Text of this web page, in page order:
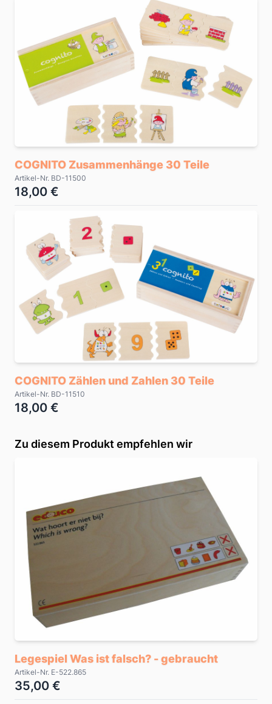
COGNITO Zusammenhänge 30 Teile
Artikel-Nr. BD-11500
18,00 €
COGNITO Zählen und Zahlen 30 Teile
Artikel-Nr. BD-11510
18,00 €
Zu diesem Produkt empfehlen wir
Legespiel Was ist falsch? - gebraucht
Artikel-Nr. E-522.865
35,00 €